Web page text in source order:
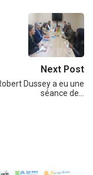
Next Post
Dussey a eu une
séance de…